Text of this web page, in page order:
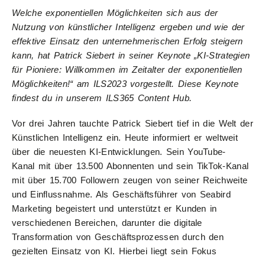
Welche exponentiellen Möglichkeiten sich aus der
Nutzung von künstlicher Intelligenz ergeben und wie der
effektive Einsatz den unternehmerischen Erfolg steigern
kann, hat Patrick Siebert in seiner Keynote „KI-Strategien
für Pioniere: Willkommen im Zeitalter der exponentiellen
Möglichkeiten!“ am ILS2023 vorgestellt. Diese Keynote
findest du in unserem ILS365 Content Hub.
Vor drei Jahren tauchte Patrick Siebert tief in die Welt der
Künstlichen Intelligenz ein. Heute informiert er weltweit
über die neuesten KI-Entwicklungen. Sein YouTube-
Kanal mit über 13.500 Abonnenten und sein TikTok-Kanal
mit über 15.700 Followern zeugen von seiner Reichweite
und Einflussnahme. Als Geschäftsführer von Seabird
Marketing begeistert und unterstützt er Kunden in
verschiedenen Bereichen, darunter die digitale
Transformation von Geschäftsprozessen durch den
gezielten Einsatz von KI. Hierbei liegt sein Fokus